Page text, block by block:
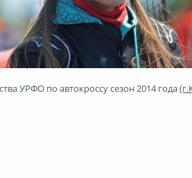
УРФО по автокроссу сезон 2014 года